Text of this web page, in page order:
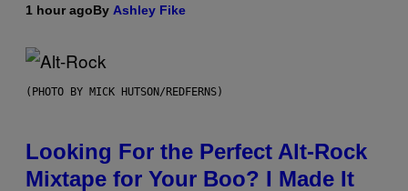
1 hour agoBy Ashley Fike
(PHOTO BY MICK HUTSON/REDFERNS)
Looking For the Perfect Alt-Rock
Mixtape for Your Boo? I Made It